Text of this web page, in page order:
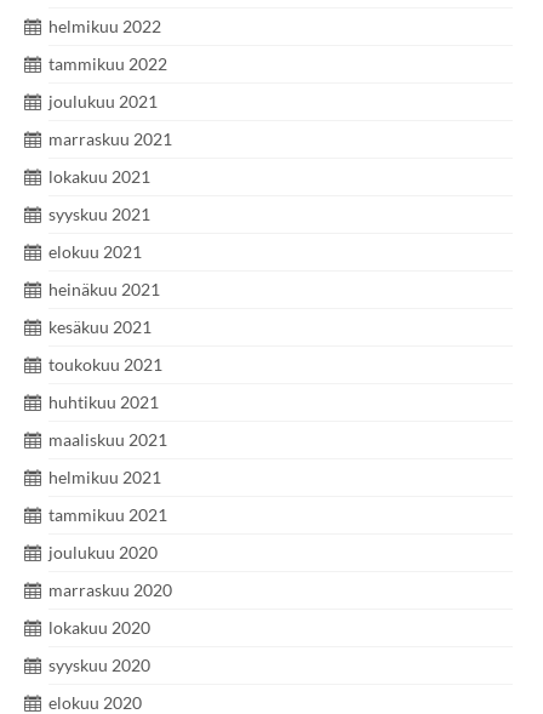
helmikuu 2022
tammikuu 2022
joulukuu 2021
marraskuu 2021
lokakuu 2021
syyskuu 2021
elokuu 2021
heinäkuu 2021
kesäkuu 2021
toukokuu 2021
huhtikuu 2021
maaliskuu 2021
helmikuu 2021
tammikuu 2021
joulukuu 2020
marraskuu 2020
lokakuu 2020
syyskuu 2020
elokuu 2020